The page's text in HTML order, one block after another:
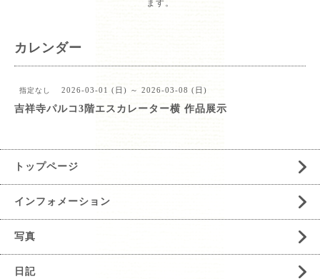
ます。
カレンダー
指定なし 2026-03-01 (日) ～ 2026-03-08 (日)
吉祥寺パルコ3階エスカレーター横 作品展示
トップページ
インフォメーション
写真
日記